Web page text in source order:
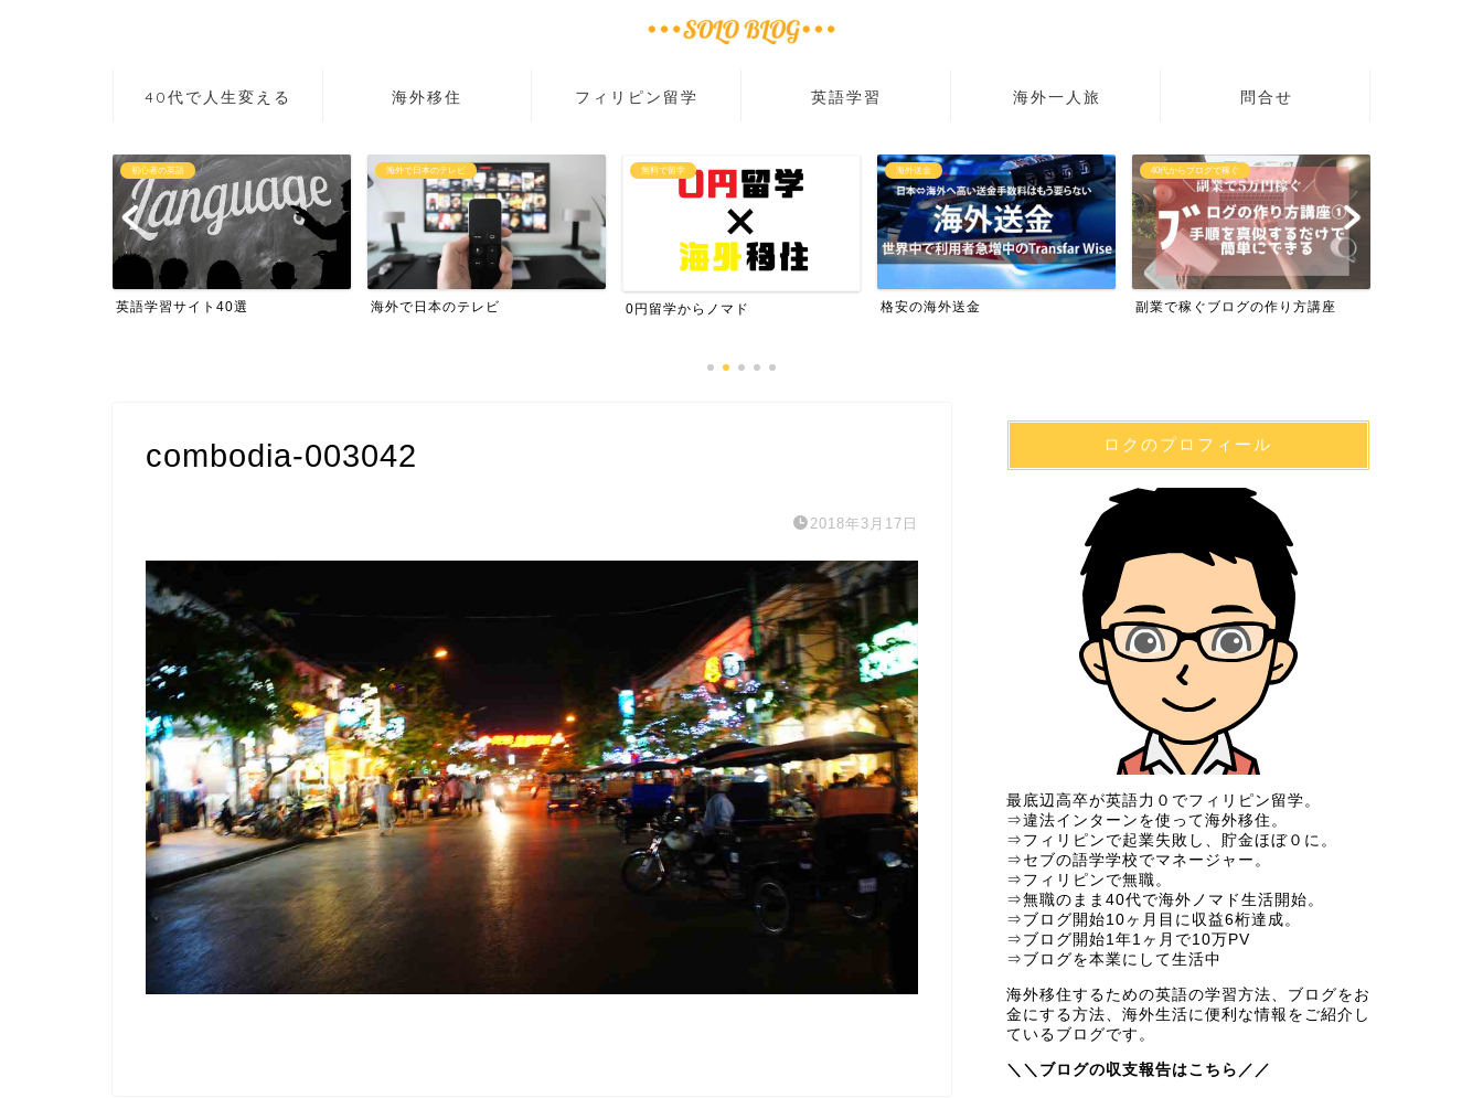
40代で人生変える 海外移住 フィリピン留学 英語学習 海外一人旅 問合せ
初心者の英語
英語学習サイト40選
海外で日本のテレビ
海外で日本のテレビ
無料で留学
0円留学からノマド
海外送金
格安の海外送金
40代からブログで稼ぐ
副業で稼ぐブログの作り方講座
combodia-003042
2018年3月17日
ロクのプロフィール
最底辺高卒が英語力０でフィリピン留学。
⇒違法インターンを使って海外移住。
⇒フィリピンで起業失敗し、貯金ほぼ０に。
⇒セブの語学学校でマネージャー。
⇒フィリピンで無職。
⇒無職のまま40代で海外ノマド生活開始。
⇒ブログ開始10ヶ月目に収益6桁達成。
⇒ブログ開始1年1ヶ月で10万PV
⇒ブログを本業にして生活中
海外移住するための英語の学習方法、ブログをお
金にする方法、海外生活に便利な情報をご紹介し
ているブログです。
＼＼ブログの収支報告はこちら／／